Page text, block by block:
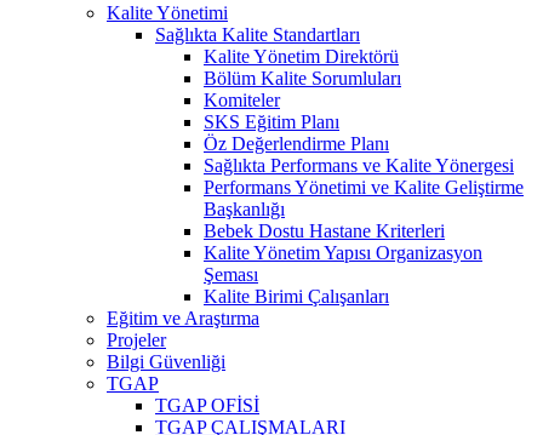
Kalite Yönetimi
Sağlıkta Kalite Standartları
Kalite Yönetim Direktörü
Bölüm Kalite Sorumluları
Komiteler
SKS Eğitim Planı
Öz Değerlendirme Planı
Sağlıkta Performans ve Kalite Yönergesi
Performans Yönetimi ve Kalite Geliştirme
Başkanlığı
Bebek Dostu Hastane Kriterleri
Kalite Yönetim Yapısı Organizasyon
Şeması
Kalite Birimi Çalışanları
Eğitim ve Araştırma
Projeler
Bilgi Güvenliği
TGAP
TGAP OFİSİ
TGAP ÇALIŞMALARI